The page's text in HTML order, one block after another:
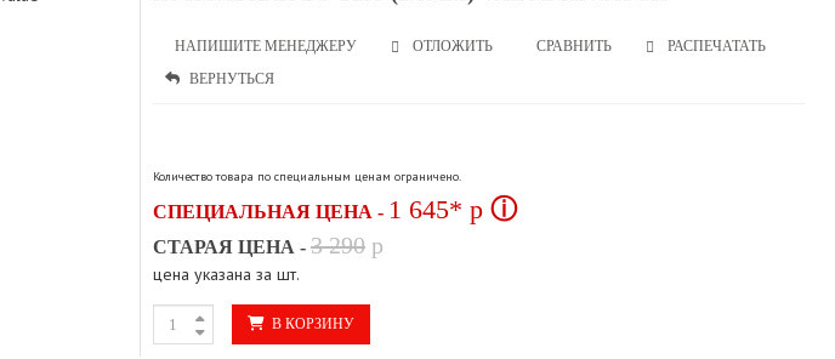
НАПИШИТЕ МЕНЕДЖЕРУ ОТЛОЖИТЬ СРАВНИТЬ
РАСПЕЧАТАТЬ
ВЕРНУТЬСЯ
Количество товара по специальным ценам ограничено.
СПЕЦИАЛЬНАЯ ЦЕНА - 1 645* p ⓘ
СТАРАЯ ЦЕНА - 3 290 p
цена указана за шт.
В КОРЗИНУ